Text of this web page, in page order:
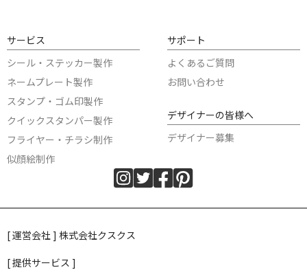
サービス
シール・ステッカー製作
ネームプレート製作
スタンプ・ゴム印製作
クイックスタンパー製作
フライヤー・チラシ制作
似顔絵制作
サポート
よくあるご質問
お問い合わせ
デザイナーの皆様へ
デザイナー募集
[ 運営会社 ] 株式会社クスクス
[ 提供サービス ]